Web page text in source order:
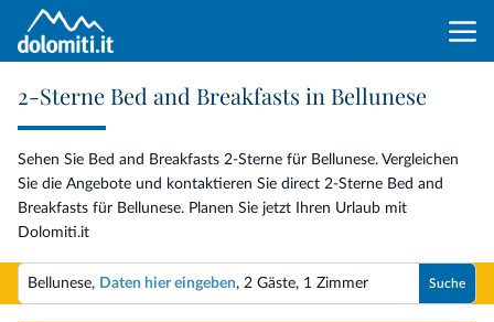
2-Sterne Bed and Breakfasts in Bellunese
Sehen Sie Bed and Breakfasts 2-Sterne für Bellunese. Vergleichen
Sie die Angebote und kontaktieren Sie direct 2-Sterne Bed and
Breakfasts für Bellunese. Planen Sie jetzt Ihren Urlaub mit
Dolomiti.it
Bellunese, Daten hier eingeben, 2 Gäste, 1 Zimmer Suche